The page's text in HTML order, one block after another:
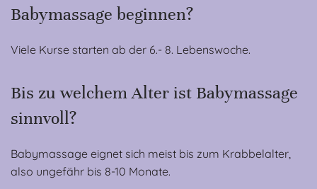
Babymassage beginnen?
Viele Kurse starten ab der 6.- 8. Lebenswoche.
Bis zu welchem Alter ist Babymassage
sinnvoll?
Babymassage eignet sich meist bis zum Krabbelalter,
also ungefähr bis 8-10 Monate.